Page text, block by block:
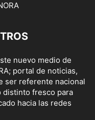
nuevo medio de
portal de noticias,
ser referente nacional
distinto fresco para
hacia las redes